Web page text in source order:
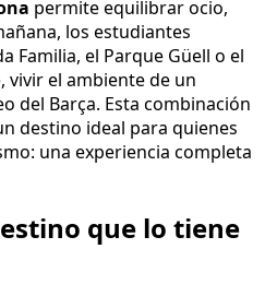
del Barça. Esta combinación
destino ideal para quienes
una experiencia completa
que lo tiene
forman una unión
diferencial a cualquier